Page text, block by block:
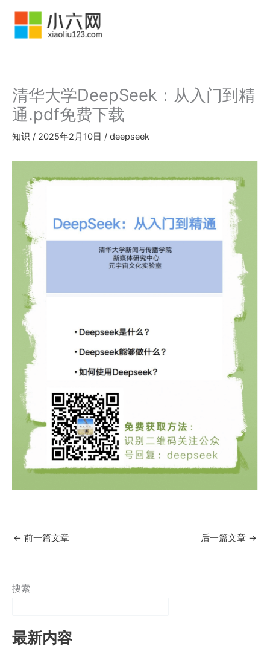
清华大学DeepSeek：从入门到精
通.pdf免费下载
知识 / 2025年2月10日 / deepseek
← 前一篇文章 后一篇文章 →
搜索
最新内容